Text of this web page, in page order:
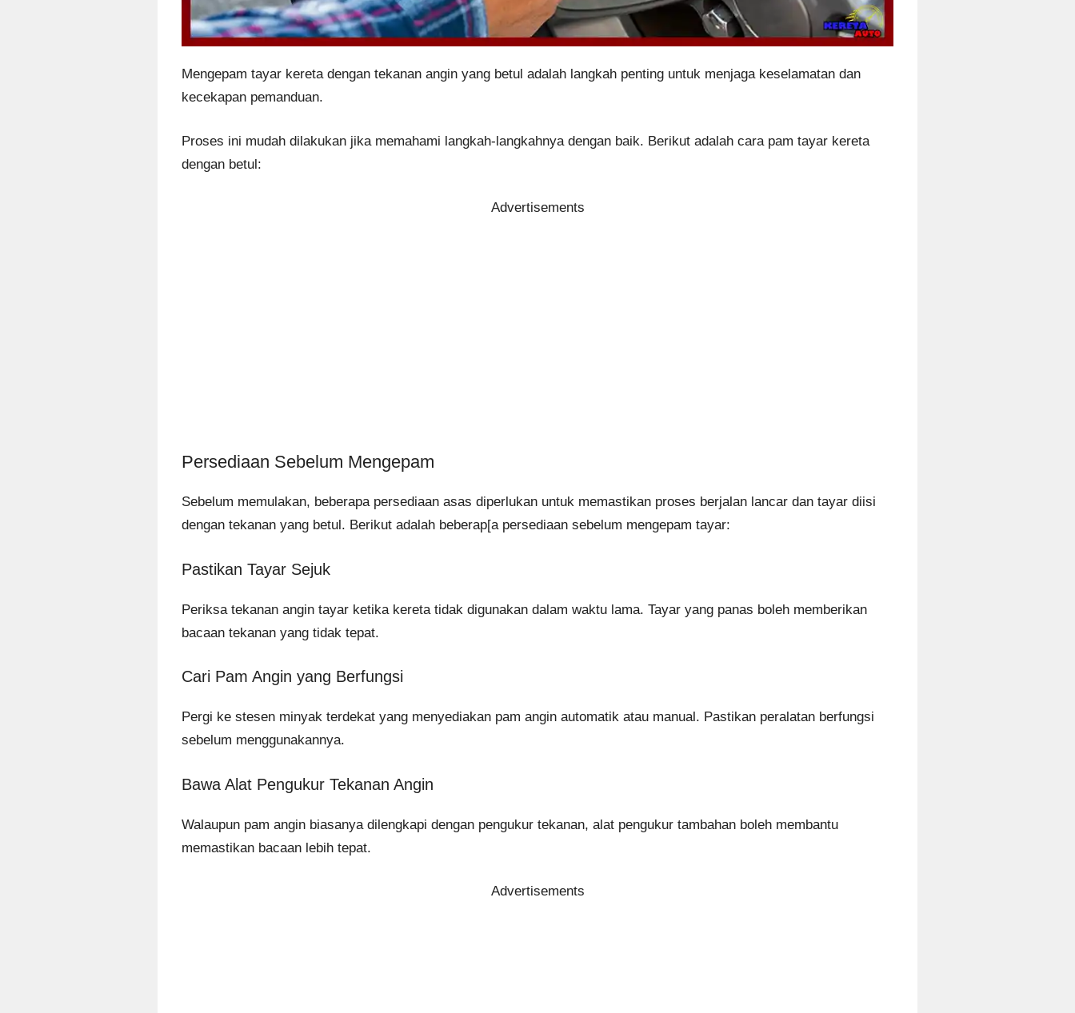
Mengepam tayar kereta dengan tekanan angin yang betul adalah langkah penting untuk menjaga keselamatan dan
kecekapan pemanduan.
Proses ini mudah dilakukan jika memahami langkah-langkahnya dengan baik. Berikut adalah cara pam tayar kereta
dengan betul:
Advertisements
Persediaan Sebelum Mengepam
Sebelum memulakan, beberapa persediaan asas diperlukan untuk memastikan proses berjalan lancar dan tayar diisi
dengan tekanan yang betul. Berikut adalah beberap[a persediaan sebelum mengepam tayar:
Pastikan Tayar Sejuk
Periksa tekanan angin tayar ketika kereta tidak digunakan dalam waktu lama. Tayar yang panas boleh memberikan
bacaan tekanan yang tidak tepat.
Cari Pam Angin yang Berfungsi
Pergi ke stesen minyak terdekat yang menyediakan pam angin automatik atau manual. Pastikan peralatan berfungsi
sebelum menggunakannya.
Bawa Alat Pengukur Tekanan Angin
Walaupun pam angin biasanya dilengkapi dengan pengukur tekanan, alat pengukur tambahan boleh membantu
memastikan bacaan lebih tepat.
Advertisements